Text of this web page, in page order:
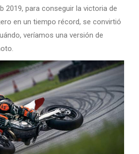
2019, para conseguir la victoria de
en un tiempo récord, se convirtió
veríamos una versión de